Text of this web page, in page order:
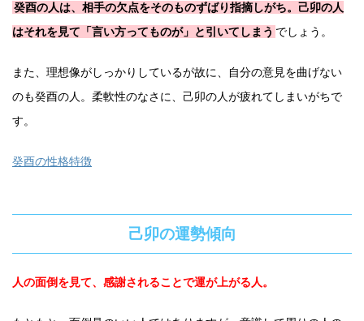
癸酉の人は、相手の欠点をそのものずばり指摘しがち。己卯の人
はそれを見て「言い方ってものが」と引いてしまう でしょう。
また、理想像がしっかりしているが故に、自分の意見を曲げない
のも癸酉の人。柔軟性のなさに、己卯の人が疲れてしまいがちで
す。
癸酉の性格特徴
己卯の運勢傾向
人の面倒を見て、感謝されることで運が上がる人。